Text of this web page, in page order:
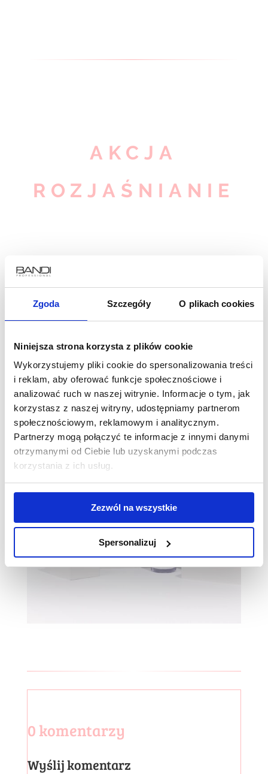
Zgoda Szczegóły O plikach cookies
Niniejsza strona korzysta z plików cookie
Wykorzystujemy pliki cookie do spersonalizowania treści
i reklam, aby oferować funkcje społecznościowe i
analizować ruch w naszej witrynie. Informacje o tym, jak
korzystasz z naszej witryny, udostępniamy partnerom
społecznościowym, reklamowym i analitycznym.
Partnerzy mogą połączyć te informacje z innymi danymi
otrzymanymi od Ciebie lub uzyskanymi podczas
korzystania z ich usług.
Zezwól na wszystkie
Spersonalizuj
AKCJA
ROZJAŚNIANIE
Postaw na skuteczne rozwiązania!
ZOBACZ
0 komentarzy
Wyślij komentarz